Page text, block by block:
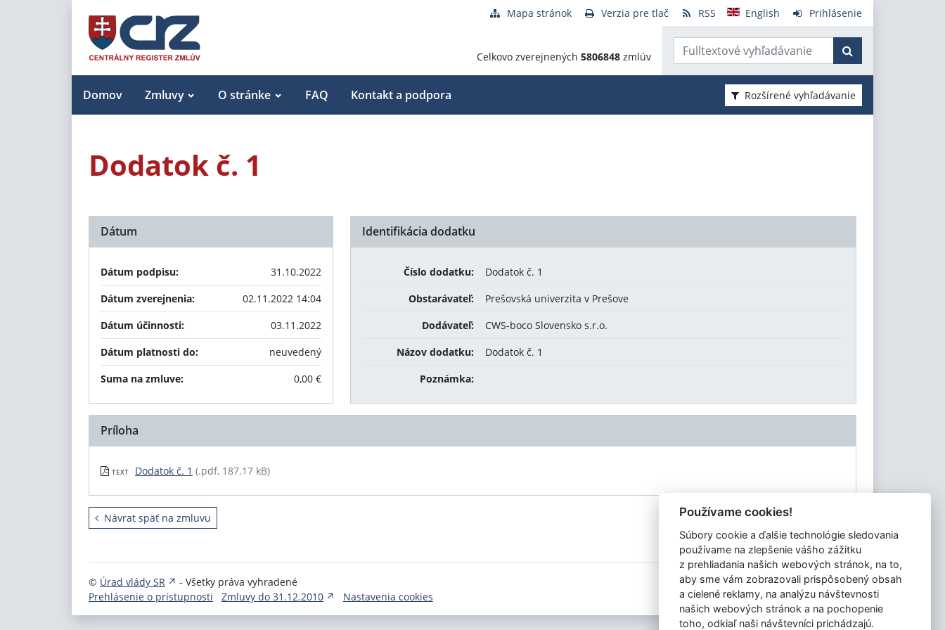
Mapa stránok Verzia pre tlač RSS English Prihlásenie
Celkovo zverejnených 5806848 zmlúv
Domov Zmluvy O stránke FAQ Kontakt a podpora Rozšírené vyhľadávanie
Dodatok č. 1
Identifikácia dodatku
Číslo dodatku:
Dodatok č. 1
Obstarávateľ:
Prešovská univerzita v Prešove
Dodávateľ:
CWS-boco Slovensko s.r.o.
Názov dodatku:
Dodatok č. 1
Poznámka:
Dátum
Dátum podpisu:
31.10.2022
Dátum zverejnenia:
02.11.2022 14:04
Dátum účinnosti:
03.11.2022
Dátum platnosti do:
neuvedený
Suma na zmluve:
0,00 €
Príloha
TEXT Dodatok č. 1 (.pdf, 187.17 kB)
Návrat späť na zmluvu
© Úrad vlády SR
- Všetky práva vyhradené
Prehlásenie o prístupnosti
Zmluvy do 31.12.2010 Nastavenia cookies
Tvorba stránok
: Aglo Solutions
Redakčný systém
: SysCom
Používame cookies!
Súbory cookie a ďalšie technológie sledovania
používame na zlepšenie vášho zážitku
z prehliadania našich webových stránok, na to,
aby sme vám zobrazovali prispôsobený obsah
a cielené reklamy, na analýzu návštevnosti
našich webových stránok a na pochopenie
toho, odkiaľ naši návštevníci prichádzajú.